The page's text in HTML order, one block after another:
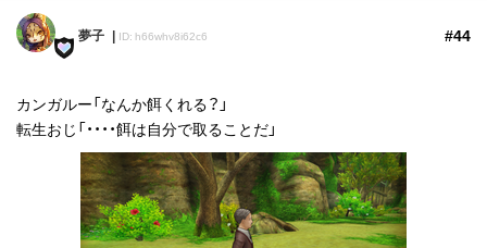
夢子 ID: h66whv8i62c6 #44
カンガルー「なんか餌くれる？」
転生おじ「・・・・餌は自分で取ることだ」